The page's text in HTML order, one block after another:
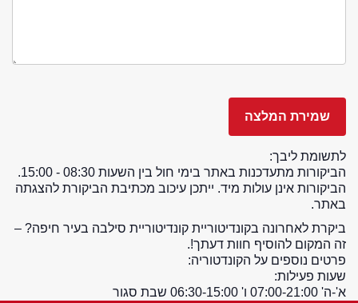
לתשומת ליבך:
הביקורות מתעדכנות באתר בימי חול בין השעות 08:30 - 15:00.
הביקורות אינן עולות מיד. ייתכן עיכוב מכתיבת הביקורת להצגתה
באתר.
ביקרת לאחרונה בקונדיטוריית קונדיטוריית סילבה בעיר חיפה? –
זה המקום להוסיף חוות דעתך!.
פרטים נוספים על הקונדטוריה:
שעות פעילות:
א'-ה' 07:00-21:00 ו' 06:30-15:00 שבת סגור